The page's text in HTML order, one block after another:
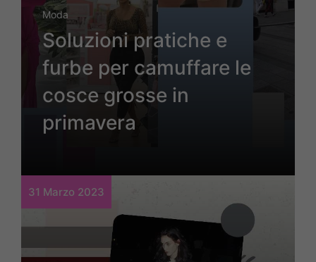
Moda
Soluzioni pratiche e
furbe per camuffare le
cosce grosse in
primavera
31 Marzo 2023